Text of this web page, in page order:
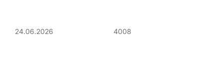
24.06.2026 4008